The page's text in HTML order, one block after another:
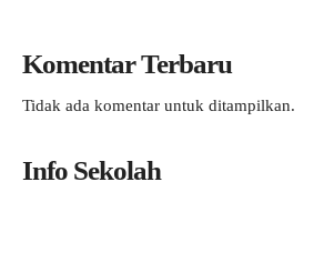
Komentar Terbaru
Tidak ada komentar untuk ditampilkan.
Info Sekolah